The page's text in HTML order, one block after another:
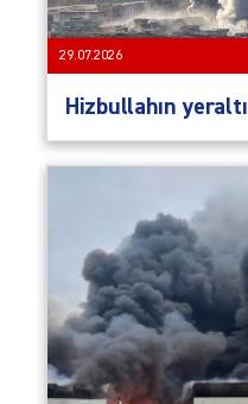
29.07.2026
Hizbullahın